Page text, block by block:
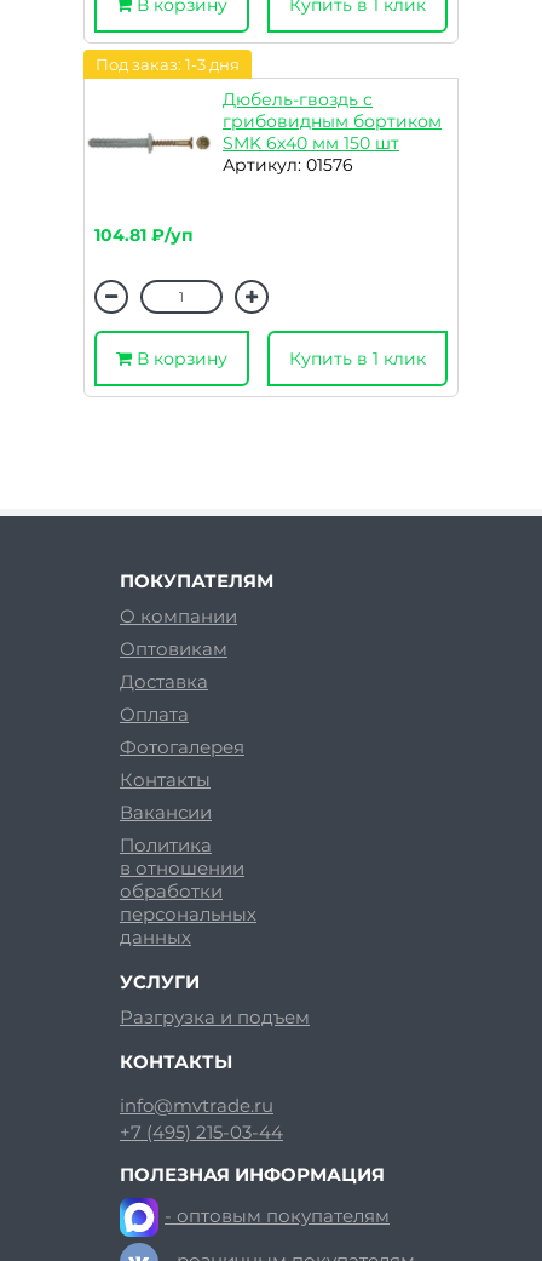
В корзину Купить в 1 клик
Под заказ: 1-3 дня
Дюбель-гвоздь с
грибовидным бортиком
SMK 6х40 мм 150 шт
Артикул: 01576
104.81 ₽/уп
В корзину Купить в 1 клик
ПОКУПАТЕЛЯМ
О компании
Оптовикам
Доставка
Оплата
Фотогалерея
Контакты
Вакансии
Политика
в отношении
обработки
персональных
данных
УСЛУГИ
Разгрузка и подъем
КОНТАКТЫ
info@mvtrade.ru
+7 (495) 215-03-44
ПОЛЕЗНАЯ ИНФОРМАЦИЯ
- оптовым покупателям